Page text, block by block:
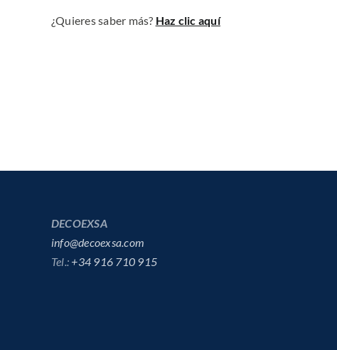
¿Quieres saber más? Haz clic aquí
DECOEXSA
info@decoexsa.com
Tel.: +34 916 710 915